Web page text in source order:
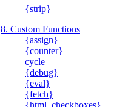
{strip}
8. Custom Functions
{assign}
{counter}
cycle
{debug}
{eval}
{fetch}
{html_checkboxes}